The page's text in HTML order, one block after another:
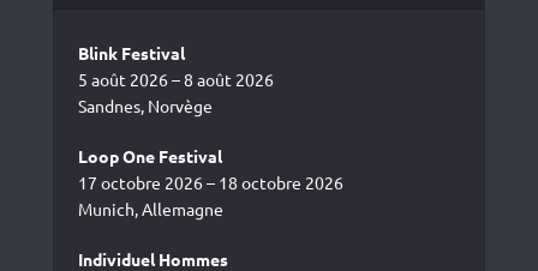
Blink Festival
5 août 2026 – 8 août 2026
Sandnes, Norvège
Loop One Festival
17 octobre 2026 – 18 octobre 2026
Munich, Allemagne
Individuel Hommes